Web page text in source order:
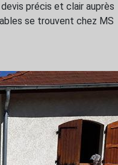
précis et clair auprès
se trouvent chez MS